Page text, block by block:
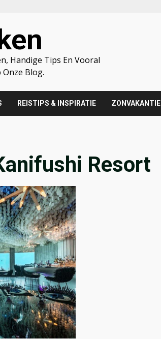
Handige Tips En Vooral
Onze Blog.
REISTIPS & INSPIRATIE ZONVAKANTIE
Resort